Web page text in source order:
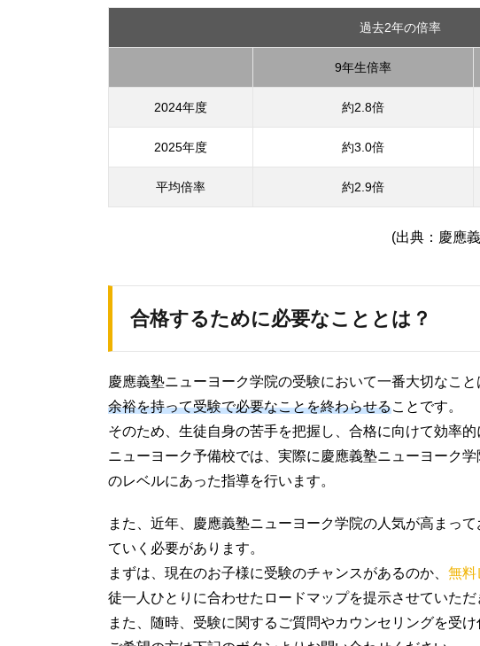
過去2年の倍率
9年生倍率
2024年度 約2.8倍
2025年度 約3.0倍
平均倍率 約2.9倍
(出典：慶應義塾ニューヨー
合格するために必要なこととは？
慶應義塾ニューヨーク学院の受験において一番大切なこと
余裕を持って受験で必要なことを終わらせることです。
そのため、生徒自身の苦手を把握し、合格に向けて効率的
ニューヨーク予備校では、実際に慶應義塾ニューヨーク
のレベルにあった指導を行います。
また、近年、慶應義塾ニューヨーク学院の人気が高まっ
ていく必要があります。
まずは、現在のお子様に受験のチャンスがあるのか、 無料
徒一人ひとりに合わせたロードマップを提示させていただ
また、随時、受験に関するご質問やカウンセリングを受け